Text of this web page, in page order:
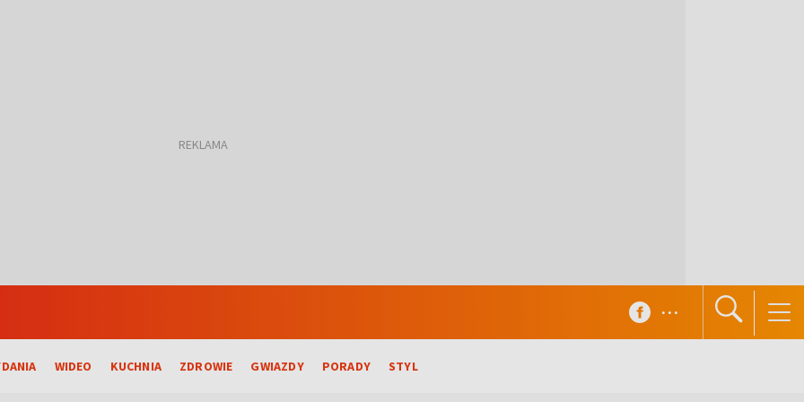
WIDEO KUCHNIA ZDROWIE GWIAZDY PORADY STYL
...